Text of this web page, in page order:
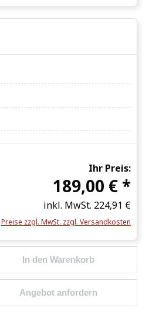
Ihr Preis:
189,00 € *
inkl. MwSt. 224,91 €
Preise zzgl. MwSt. zzgl. Versandkosten
den gewünschten Wert
In den Warenkorb
Angebot anfordern